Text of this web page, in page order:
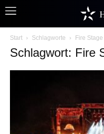
Start Schlagworte Fire
Schlagwort: Fire